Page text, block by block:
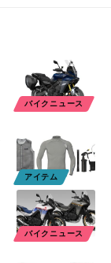
バイクニュース
アイテム
バイクニュース